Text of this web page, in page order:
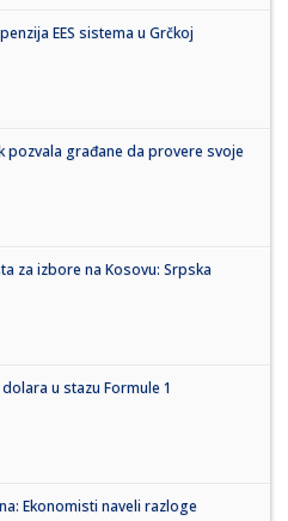
EES sistema u Grčkoj
pozvala građane da provere svoje
za izbore na Kosovu: Srpska
u stazu Formule 1
Ekonomisti naveli razloge